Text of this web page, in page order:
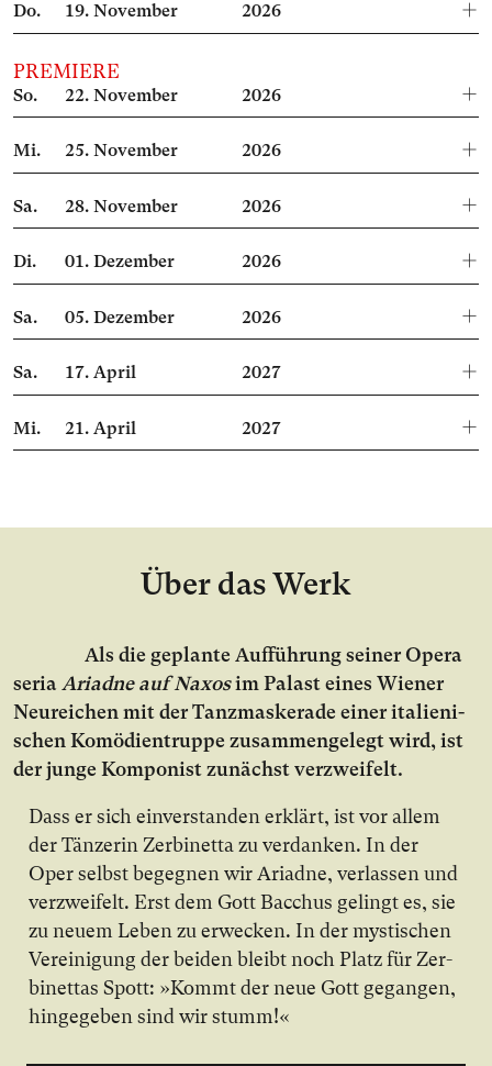
Do. 19.November 2026
PREMIERE
So. 22.November 2026
Mi. 25.November 2026
Sa. 28.November 2026
Di. 01.Dezember 2026
Sa. 05.Dezember 2026
Sa. 17.April 2027
Mi. 21.April 2027
Über das Werk
Als die ge­plan­te Auf­füh­rung sei­ner Opera
seria Ariad­ne auf Na­xosim Pa­last ei­nes Wie­ner
Neu­rei­chen mit der Tanz­mas­ke­ra­de ei­ner ita­lie­ni­
schen Ko­mö­di­en­trup­pe zu­sam­men­ge­legt wird, ist
der jun­ge Kom­po­nist zu­nächst ver­zwei­felt.
Dass er sich ein­ver­stan­den er­klärt, ist vor al­lem
der Tän­ze­rin Zer­bi­net­ta zu ver­dan­ken. In der
Oper selbst be­geg­nen wir Ari­ad­ne, ver­las­sen und
ver­zwei­felt. Erst dem Gott Bac­chus ge­lingt es, sie
zu neu­em Le­ben zu er­we­cken. In der mys­ti­schen
Ver­ei­ni­gung der bei­den bleibt noch Platz für Zer­
bi­net­tas Spott: »Kommt der neue Gott ge­gan­gen,
hin­ge­ge­ben sind wir stumm!«